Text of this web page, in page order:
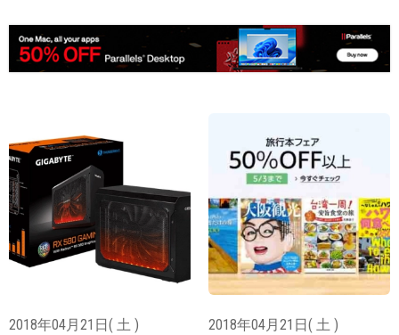
2018年04月21日( 土 ) 2018年04月21日( 土 )